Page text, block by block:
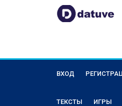
ВХОД
ТЕКСТЫ ИГРЫ